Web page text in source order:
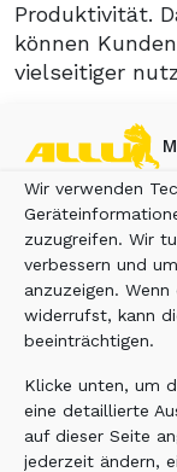
Wir verwenden
zuzugreifen. Wir
verbessern und
anzuzeigen.
widerrufst, kann
beeinträchtigen.
Klicke unten, um
eine detaillierte
auf dieser Seite
jederzeit ändern,
Produktivität.
können
vielseitiger
Das Kernstück
ALLU TS ®
Konfiguration
den
Endproduktes
Kämme
Kämme
erzielt werden.
werden
belastet. Die
Siebkämmen